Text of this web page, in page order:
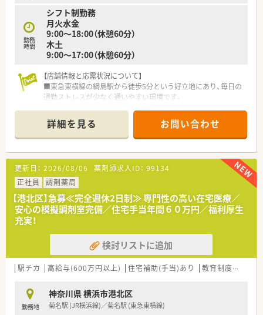
勤務
時間
シフト制勤務
月火水金
9:00～18:00（休憩60分）
木土
9:00～17:00（休憩60分）
【店舗情報と応需状況について】
■東急東横線の綱島駅から徒歩5分という好立地にあり、毎日の
通勤ストレスが少なく通いやすい環境です。
目を深く学びたい方に適した環境です。
■1日の処方箋枚数は約30枚程度であり、薬剤師1名から2名体制
で落ち着いて業務に取り組めます。
【法人特徴について】
■首都圏を中心に約150店舗をドミナント展開しており、転居を
伴う異動がなく安心して長く働けます。
■薬局を「健康屋さん」と位置づけ、管理栄養士と連携した健康
サポートに注力している先進的な企業です。
■現場からのボトムアップを大切にする社風で、自ら手を挙げれ
【想定される業務内容】
■調剤業務や服薬指導に加え、地域の方々の健康を支える在宅医
療業務にも携わることが可能です。
査業務を効率的かつ安全に行えます。
■眼科や耳鼻科の処方箋応需が中心となるため、専門的な知識を
深めながらスキルアップを目指せます。
詳細を見る お問い合わせ
更新日： 2026/08/06 薬剤師求人ID： 99134
正社員
調剤薬局
【港北区】急募≪完全週休2日制≫ 専門性の高い在宅医療／
安心の模擬調剤室完備／住宅手当年間６０万円／福利厚生
充実！
検討リストに追加
駅チカ 高給与(600万円以上) 住宅補助(手当)あり 教育制度あり
勤務地
神奈川県 横浜市港北区
菊名駅 (JR横浜線)／菊名駅 (東急東横線)